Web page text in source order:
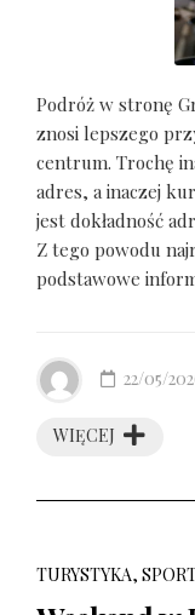
Podróż w stronę
znosi lepszego
centrum. Trochę
adres, a inaczej
jest dokładność
Z tego powodu
podstawowe
WIĘCEJ
22/05/
TURYSTYKA,